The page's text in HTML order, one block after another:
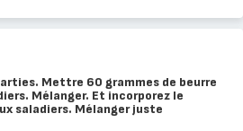
Mettre 60 grammes de beurre
Mélanger. Et incorporez le
saladiers. Mélanger juste